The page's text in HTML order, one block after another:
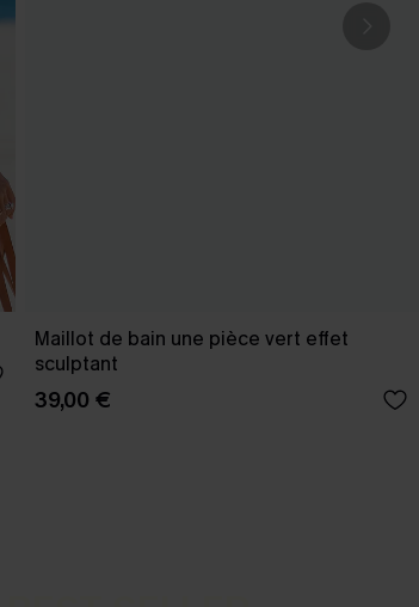
Maillot de bain une pièce vert effet
sculptant
39,00 €